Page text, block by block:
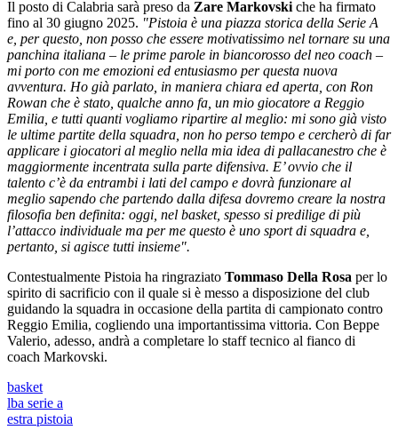
Il posto di Calabria sarà preso da Zare Markovski che ha firmato
fino al 30 giugno 2025. "Pistoia è una piazza storica della Serie A
e, per questo, non posso che essere motivatissimo nel tornare su una
panchina italiana – le prime parole in biancorosso del neo coach –
mi porto con me emozioni ed entusiasmo per questa nuova
avventura. Ho già parlato, in maniera chiara ed aperta, con Ron
Rowan che è stato, qualche anno fa, un mio giocatore a Reggio
Emilia, e tutti quanti vogliamo ripartire al meglio: mi sono già visto
le ultime partite della squadra, non ho perso tempo e cercherò di far
applicare i giocatori al meglio nella mia idea di pallacanestro che è
maggiormente incentrata sulla parte difensiva. E’ ovvio che il
talento c’è da entrambi i lati del campo e dovrà funzionare al
meglio sapendo che partendo dalla difesa dovremo creare la nostra
filosofia ben definita: oggi, nel basket, spesso si predilige di più
l’attacco individuale ma per me questo è uno sport di squadra e,
pertanto, si agisce tutti insieme".
Contestualmente Pistoia ha ringraziato Tommaso Della Rosa per lo
spirito di sacrificio con il quale si è messo a disposizione del club
guidando la squadra in occasione della partita di campionato contro
Reggio Emilia, cogliendo una importantissima vittoria. Con Beppe
Valerio, adesso, andrà a completare lo staff tecnico al fianco di
coach Markovski.
basket
lba serie a
estra pistoia